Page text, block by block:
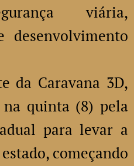
viária,
desenvolvimento
da Caravana 3D,
quinta (8) pela
para levar a
começando